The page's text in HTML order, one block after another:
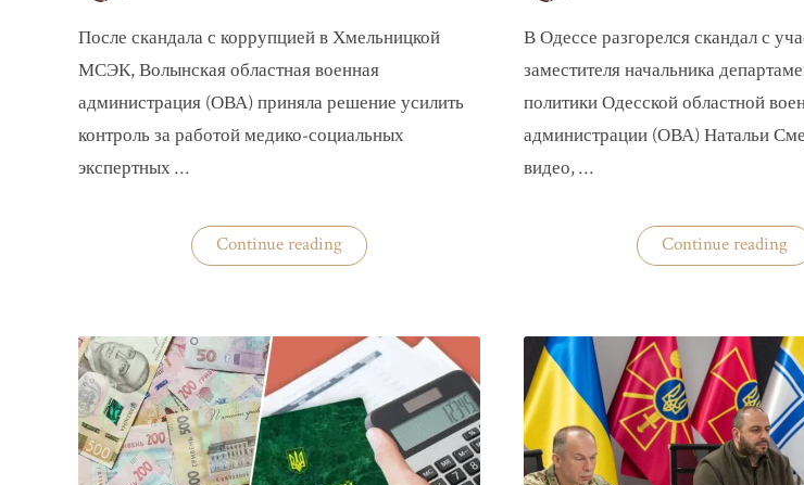
После скандала с коррупцией в Хмельницкой
МСЭК, Волынская областная военная
администрация (ОВА) приняла решение усилить
контроль за работой медико-социальных
экспертных …
Continue reading«На
Волыни
об
отсрочках
от
мобилизации»
В Одессе разгорелся скандал с
заместителя начальника
политики Одесской областной
администрации (ОВА) Натальи
видео, …
Continue reading